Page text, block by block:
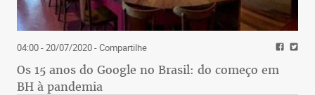
04:00 - 20/07/2020- Compartilhe
Os 15 anos do Google no Brasil: do começo em
BH à pandemia